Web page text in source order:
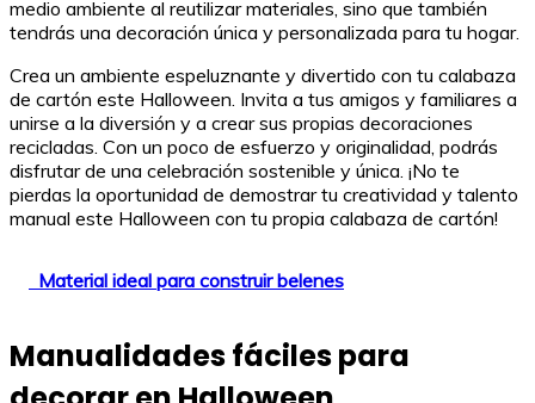
medio ambiente al reutilizar materiales, sino que también
tendrás una decoración única y personalizada para tu hogar.
Crea un ambiente espeluznante y divertido con tu calabaza
de cartón este Halloween. Invita a tus amigos y familiares a
unirse a la diversión y a crear sus propias decoraciones
recicladas. Con un poco de esfuerzo y originalidad, podrás
disfrutar de una celebración sostenible y única. ¡No te
pierdas la oportunidad de demostrar tu creatividad y talento
manual este Halloween con tu propia calabaza de cartón!
Material ideal para construir belenes
Manualidades fáciles para